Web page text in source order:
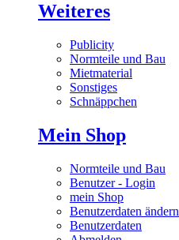
Weiteres
Publicity
Normteile und Bau
Mietmaterial
Sonstiges
Schnäppchen
Mein Shop
Normteile und Bau
Benutzer - Login
mein Shop
Benutzerdaten ändern
Benutzerdaten